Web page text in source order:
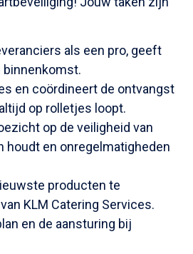
als een pro, geeft
binnenkomst.
en coördineert de ontvangst
op rolletjes loopt.
op de veiligheid van
houdt en onregelmatigheden
producten te
KLM Catering Services.
en de aansturing bij